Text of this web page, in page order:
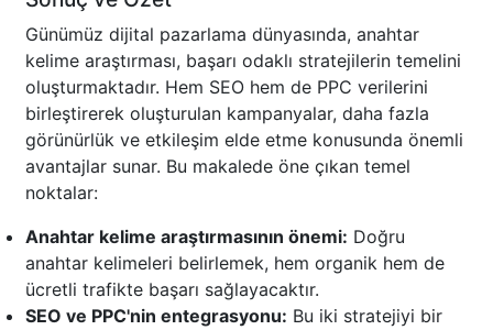
Günümüz dijital pazarlama dünyasında, anahtar
kelime araştırması, başarı odaklı stratejilerin temelini
oluşturmaktadır. Hem SEO hem de PPC verilerini
birleştirerek oluşturulan kampanyalar, daha fazla
görünürlük ve etkileşim elde etme konusunda önemli
avantajlar sunar. Bu makalede öne çıkan temel
noktalar:
Anahtar kelime araştırmasının önemi: Doğru
anahtar kelimeleri belirlemek, hem organik hem de
ücretli trafikte başarı sağlayacaktır.
SEO ve PPC'nin entegrasyonu: Bu iki stratejiyi bir